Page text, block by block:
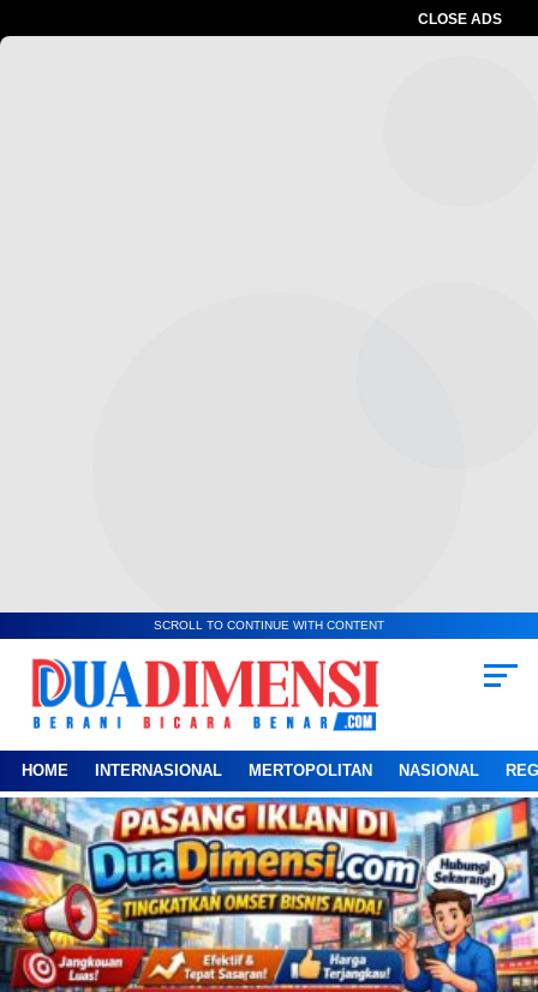
CLOSE ADS
SCROLL TO CONTINUE WITH CONTENT
HOME INTERNASIONAL MERTOPOLITAN NASIONAL